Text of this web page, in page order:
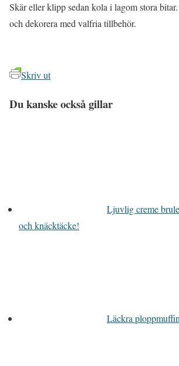
Skär eller klipp sedan kola i lagom stora
och dekorera med valfria tillbehör.
Skriv ut
Du kanske också gillar
Ljuvlig creme
och knäcktäcke!
Läckra